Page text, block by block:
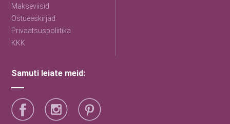
Makseviisid
Ostueeskirjad
Privaatsuspoliitika
KKK
Samuti leiate meid: